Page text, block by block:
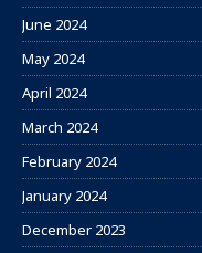
June 2024
May 2024
April 2024
March 2024
February 2024
January 2024
December 2023